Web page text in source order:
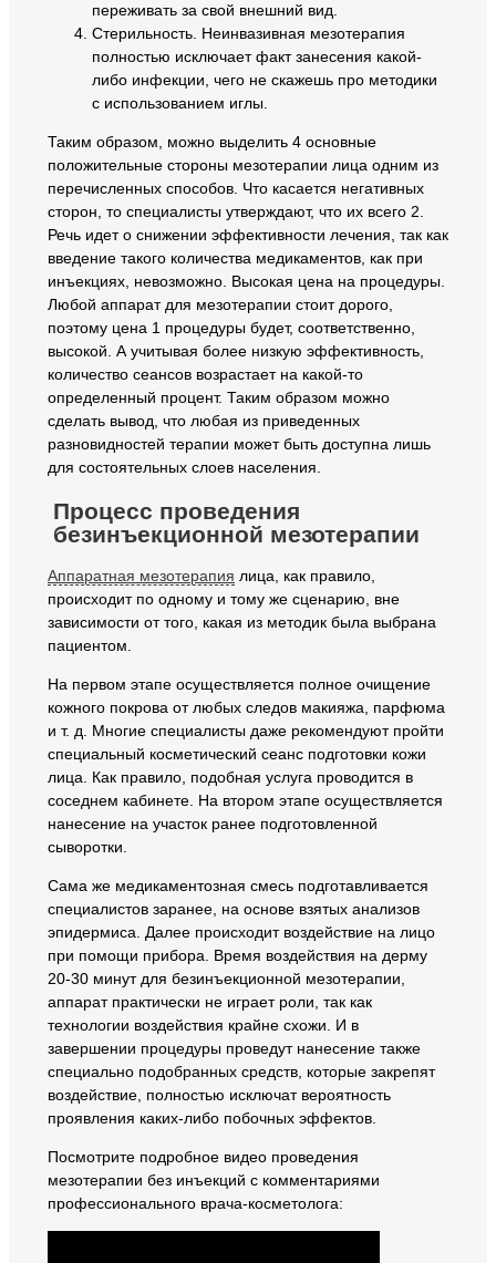
переживать за свой внешний вид.
Стерильность. Неинвазивная мезотерапия
полностью исключает факт занесения какой-
либо инфекции, чего не скажешь про методики
с использованием иглы.
Таким образом, можно выделить 4 основные
положительные стороны мезотерапии лица одним из
перечисленных способов. Что касается негативных
сторон, то специалисты утверждают, что их всего 2.
Речь идет о снижении эффективности лечения, так как
введение такого количества медикаментов, как при
инъекциях, невозможно. Высокая цена на процедуры.
Любой аппарат для мезотерапии стоит дорого,
поэтому цена 1 процедуры будет, соответственно,
высокой. А учитывая более низкую эффективность,
количество сеансов возрастает на какой-то
определенный процент. Таким образом можно
сделать вывод, что любая из приведенных
разновидностей терапии может быть доступна лишь
для состоятельных слоев населения.
Процесс проведения
безинъекционной мезотерапии
Аппаратная мезотерапия лица, как правило,
происходит по одному и тому же сценарию, вне
зависимости от того, какая из методик была выбрана
пациентом.
На первом этапе осуществляется полное очищение
кожного покрова от любых следов макияжа, парфюма
и т. д. Многие специалисты даже рекомендуют пройти
специальный косметический сеанс подготовки кожи
лица. Как правило, подобная услуга проводится в
соседнем кабинете. На втором этапе осуществляется
нанесение на участок ранее подготовленной
сыворотки.
Сама же медикаментозная смесь подготавливается
специалистов заранее, на основе взятых анализов
эпидермиса. Далее происходит воздействие на лицо
при помощи прибора. Время воздействия на дерму
20-30 минут для безинъекционной мезотерапии,
аппарат практически не играет роли, так как
технологии воздействия крайне схожи. И в
завершении процедуры проведут нанесение также
специально подобранных средств, которые закрепят
воздействие, полностью исключат вероятность
проявления каких-либо побочных эффектов.
Посмотрите подробное видео проведения
мезотерапии без инъекций с комментариями
профессионального врача-косметолога: